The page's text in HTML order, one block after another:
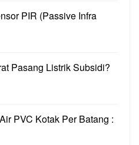
PIR (Passive Infra
Pasang Listrik Subsidi?
PVC Kotak Per Batang :